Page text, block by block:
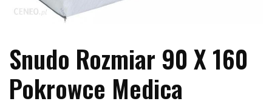
Snudo Rozmiar 90 X 160
Pokrowce Medica